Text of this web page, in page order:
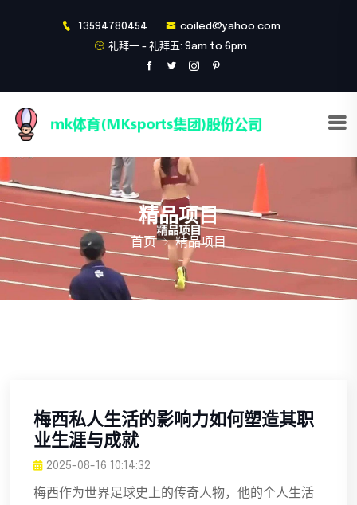
13594780454
coiled@yahoo.com
礼拜一 - 礼拜五: 9am to 6pm
精品项目
首页 精品项目
梅西私人生活的影响力如何塑造其职
业生涯与成就
2025-08-16 10:14:32
梅西作为世界足球史上的传奇人物，他的个人生活